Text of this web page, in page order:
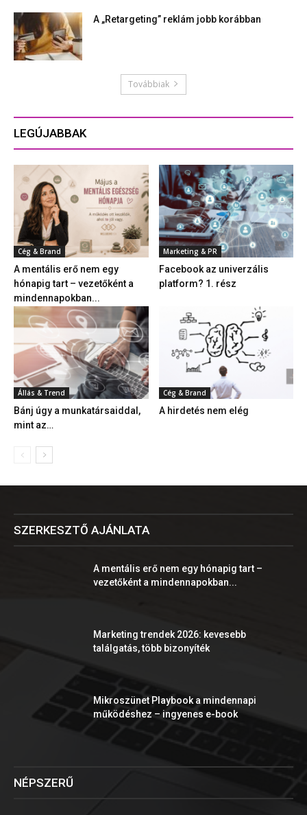
A „Retargeting” reklám jobb korábban
Továbbiak
LEGÚJABBAK
Cég & Brand
A mentális erő nem egy
hónapig tart – vezetőként a
mindennapokban...
Marketing & PR
Facebook az univerzális
platform? 1. rész
Állás & Trend
Bánj úgy a munkatársaiddal,
mint az…
Cég & Brand
A hirdetés nem elég
SZERKESZTŐ AJÁNLATA
A mentális erő nem egy hónapig tart –
vezetőként a mindennapokban...
Marketing trendek 2026: kevesebb
találgatás, több bizonyíték
Mikroszünet Playbook a mindennapi
működéshez – ingyenes e-book
NÉPSZERŰ